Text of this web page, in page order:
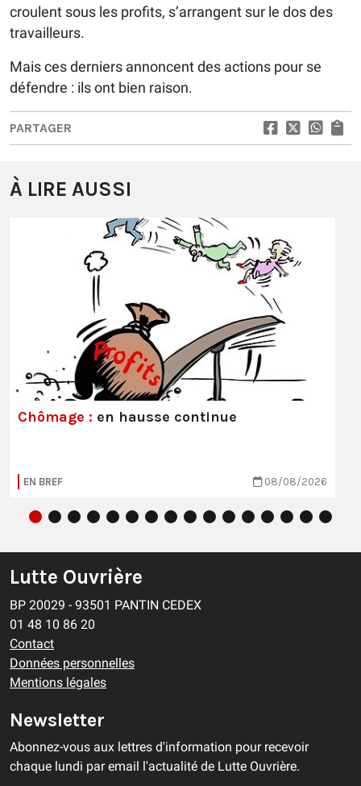
croulent sous les profits, s’arrangent sur le dos des
travailleurs.
Mais ces derniers annoncent des actions pour se
défendre : ils ont bien raison.
PARTAGER
À LIRE AUSSI
Chômage : en hausse continue
EN BREF 08/08/2026
Lutte Ouvrière
BP 20029 - 93501 PANTIN CEDEX
01 48 10 86 20
Contact
Données personnelles
Mentions légales
Newsletter
Abonnez-vous aux lettres d'information pour recevoir
chaque lundi par email l'actualité de Lutte Ouvrière.